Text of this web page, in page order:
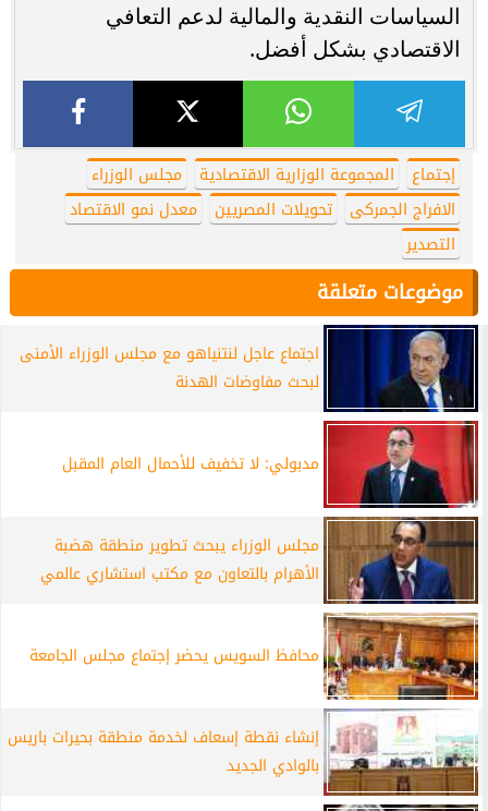
السياسات النقدية والمالية لدعم التعافي
الاقتصادي بشكل أفضل.
إجتماع المجموعة الوزارية الاقتصادية
مجلس الوزراء
الافراج الجمركى
تحويلات المصريين
معدل نمو الاقتصاد
التصدير
موضوعات متعلقة
اجتماع عاجل لنتنياهو مع مجلس الوزراء الأمنى
لبحث مفاوضات الهدنة
مدبولي: لا تخفيف للأحمال العام المقبل
مجلس الوزراء يبحث تطوير منطقة هضبة
الأهرام بالتعاون مع مكتب استشاري عالمي
محافظ السويس يحضر إجتماع مجلس الجامعة
إنشاء نقطة إسعاف لخدمة منطقة بحيرات باريس
بالوادي الجديد